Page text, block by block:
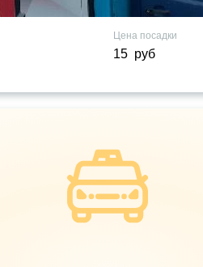
Цена посадки
15 руб